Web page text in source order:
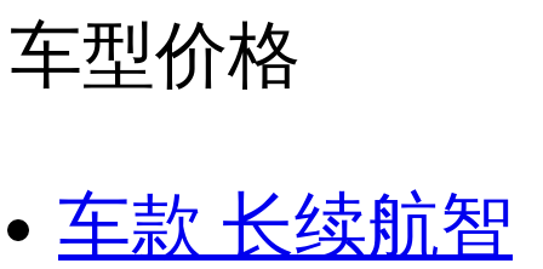
车型价格
车款 长续航智